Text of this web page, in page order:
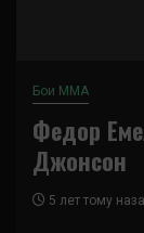
Бои ММА
Федор
Джонсон
5 лет тому